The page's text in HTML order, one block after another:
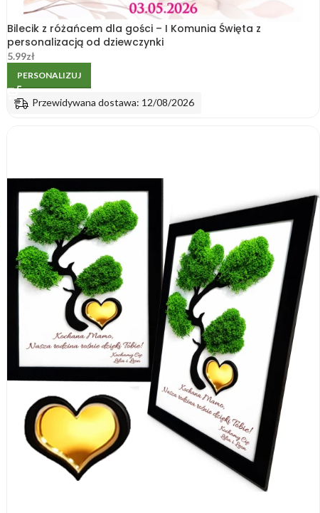
Bilecik z różańcem dla gości – I Komunia Święta z
personalizacją od dziewczynki
5.99zł
PERSONALIZUJ
Przewidywana dostawa: 12/08/2026